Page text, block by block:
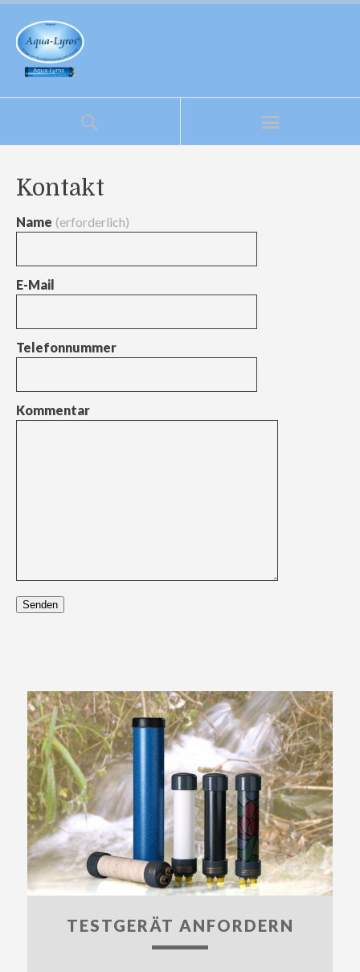
Kontakt
Name (erforderlich)
E-Mail
Telefonnummer
Kommentar
Senden
TESTGERÄT ANFORDERN